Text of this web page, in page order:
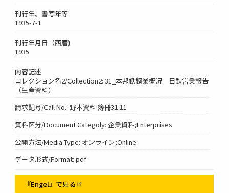
刊行年、書写年等
1935-7-1
刊行年月日（西暦)
1935
内容記述
コレクション名2/Collection2: 31_本邦鉄鋼業概況 日鉄営業報告
（生産資料）
請求記号/Call No.: 野本資料:簿冊31:11
資料区分/Document Categoly: 企業資料;Enterprises
公開方法/Media Type: オンライン;Online
データ形式/Format: pdf
『Engel』で見る